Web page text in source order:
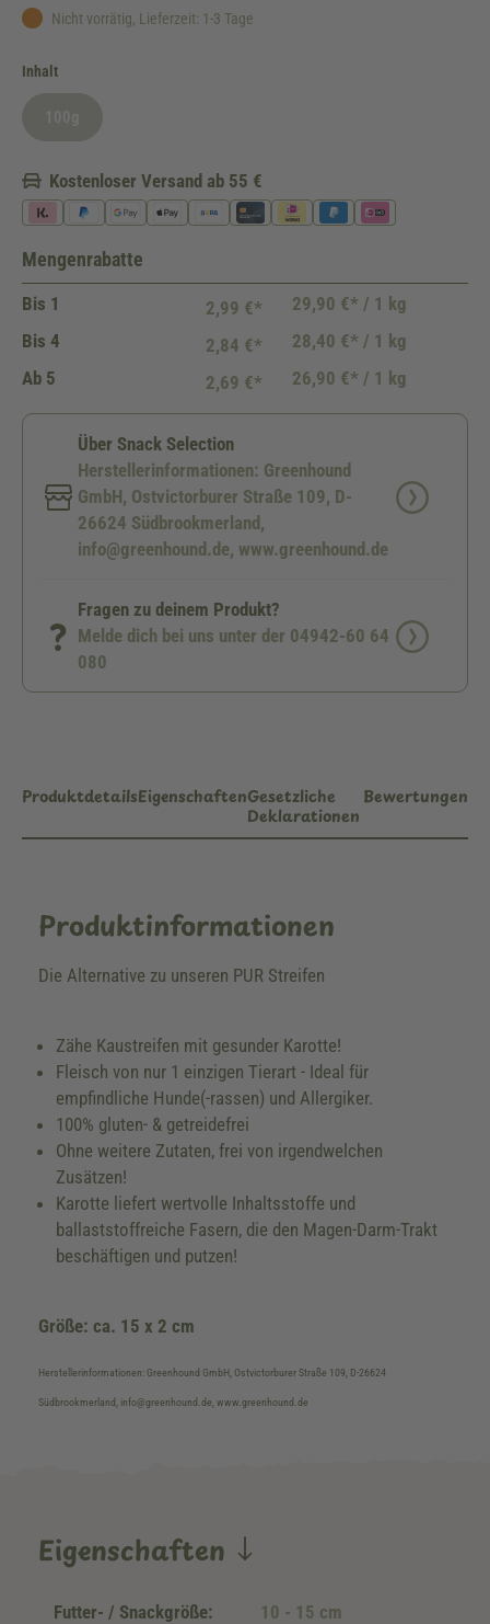
Nicht vorrätig, Lieferzeit: 1-3 Tage
Inhaltauswählen
Kostenloser Versand ab 55 €
Mengenrabatte
Bis 1 2,99 €*
29,90 €* / 1 kg
Bis 4 2,84 €*
28,40 €* / 1 kg
Ab 5 2,69 €* 26,90 €* / 1 kg
Über Snack Selection
Herstellerinformationen: Greenhound
GmbH, Ostvictorburer Straße 109, D-
26624 Südbrookmerland,
info@greenhound.de, www.greenhound.de
Fragen zu deinem Produkt?
Melde dich bei uns unter der 04942-60 64
080
ProduktdetailsEigenschaftenGesetzliche
Deklarationen
Bewertungen
Produktinformationen
Die Alternative zu unseren PUR Streifen
Zähe Kaustreifen mit gesunder Karotte!
Fleisch von nur 1 einzigen Tierart - Ideal für
empfindliche Hunde(-rassen) und Allergiker.
100% gluten- & getreidefrei
Ohne weitere Zutaten, frei von irgendwelchen
Zusätzen!
Karotte liefert wertvolle Inhaltsstoffe und
ballaststoffreiche Fasern, die den Magen-Darm-Trakt
beschäftigen und putzen!
Größe: ca. 15 x 2 cm
Herstellerinformationen: Greenhound GmbH, Ostvictorburer Straße 109, D-26624
Südbrookmerland, info@greenhound.de, www.greenhound.de
Eigenschaften
Futter- / Snackgröße: 10 - 15 cm